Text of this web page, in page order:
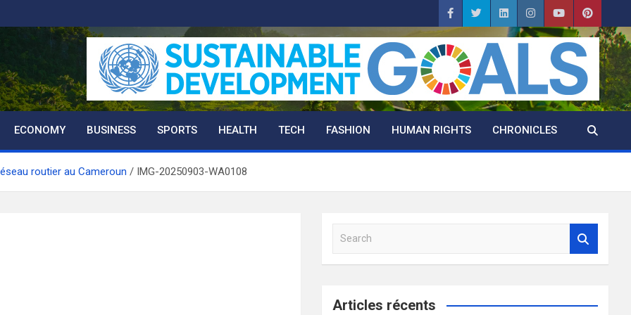
ECONOMY BUSINESS SPORTS HEALTH TECH FASHION HUMAN RIGHTS CHRONICLES
routier au Cameroun IMG-20250903-WA0108
a
c
Articles récents